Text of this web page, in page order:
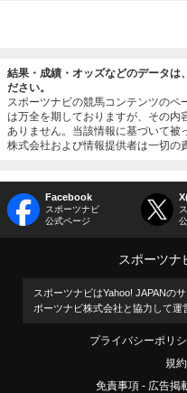
結果・成績・オッズなどのデータは
ださい。
スポーツナビの競馬コンテンツのペ
は万全を期しておりますが、その内
ありません。当該情報に基づいて被
株式会社および情報提供者は一切の
Facebook
スポーツナビ
公式ページ
スポーツナ
スポーツナビはYahoo! JAPANの
ポーツナビ株式会社と協力して運
プライバシーポリ
規約
免責事項
広告掲